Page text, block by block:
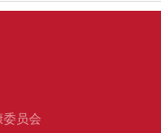
委员会